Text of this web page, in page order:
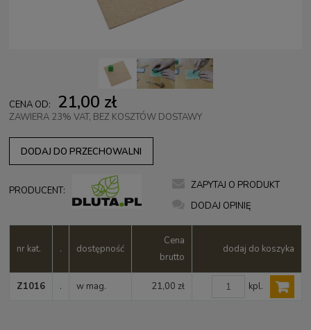
CENA OD: 21,00 zł
ZAWIERA 23% VAT, BEZ KOSZTÓW DOSTAWY
DODAJ DO PRZECHOWALNI
PRODUCENT:
ZAPYTAJ O PRODUKT
DODAJ OPINIĘ
nr kat. . dostępność
Cena
brutto
dodaj do koszyka
Z1016 . w mag. 21,00 zł kpl.